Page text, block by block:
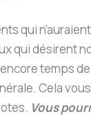
qui
qui désirent
temps
Cela
Vous